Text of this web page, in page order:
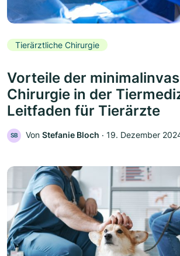
Tierärztliche Chirurgie
Vorteile der
Chirurgie in der
Leitfaden für Tierärzte
SB Von Stefanie Bloch ‧ 19. Dezember